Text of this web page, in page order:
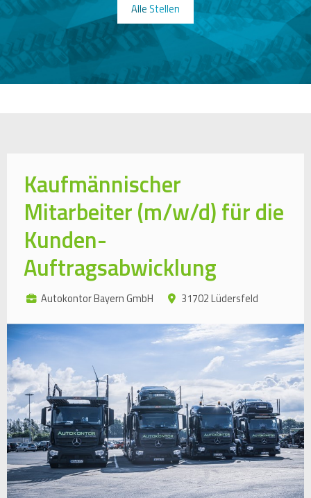
Alle Stellen
Kaufmännischer
Mitarbeiter (m/w/d) für die
Kunden-
Auftragsabwicklung
Autokontor Bayern GmbH 31702 Lüdersfeld